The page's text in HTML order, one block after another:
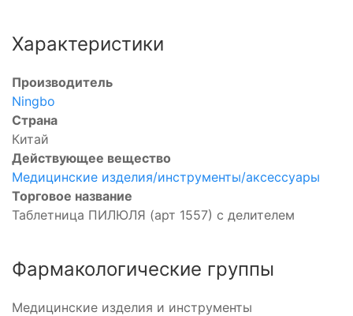
Характеристики
Производитель
Ningbo
Страна
Китай
Действующее вещество
Медицинские изделия/инструменты/аксессуары
Торговое название
Таблетница ПИЛЮЛЯ (арт 1557) с делителем
Фармакологические группы
Медицинские изделия и инструменты